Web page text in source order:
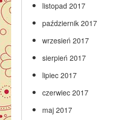
listopad 2017
październik 2017
wrzesień 2017
sierpień 2017
lipiec 2017
czerwiec 2017
maj 2017